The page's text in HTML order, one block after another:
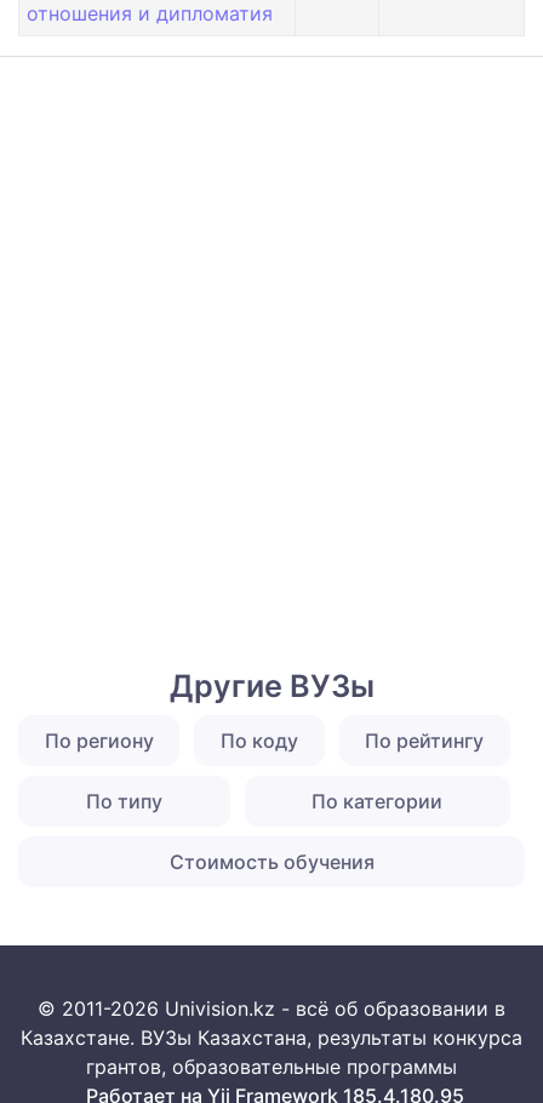
отношения и дипломатия
Другие ВУЗы
По региону По коду По рейтингу
По типу По категории
Стоимость обучения
© 2011-2026 Univision.kz - всё об образовании в
Казахстане. ВУЗы Казахстана, результаты конкурса
грантов, образовательные программы
Работает на Yii Framework 185.4.180.95